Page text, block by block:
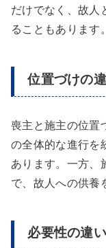
だけでなく、故人
ることもあります。
位置づけの
喪主と施主の位置
の全体的な進行を
あります。一方、
で、故人への供養
必要性の違い